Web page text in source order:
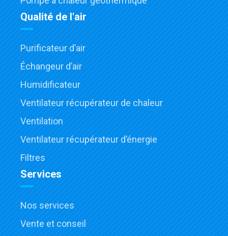
Qualité de l'air
Purificateur d’air
Échangeur d’air
Humidificateur
Ventilateur récupérateur de chaleur
Ventilation
Ventilateur récupérateur d’énergie
Filtres
Services
Nos services
Vente et conseil